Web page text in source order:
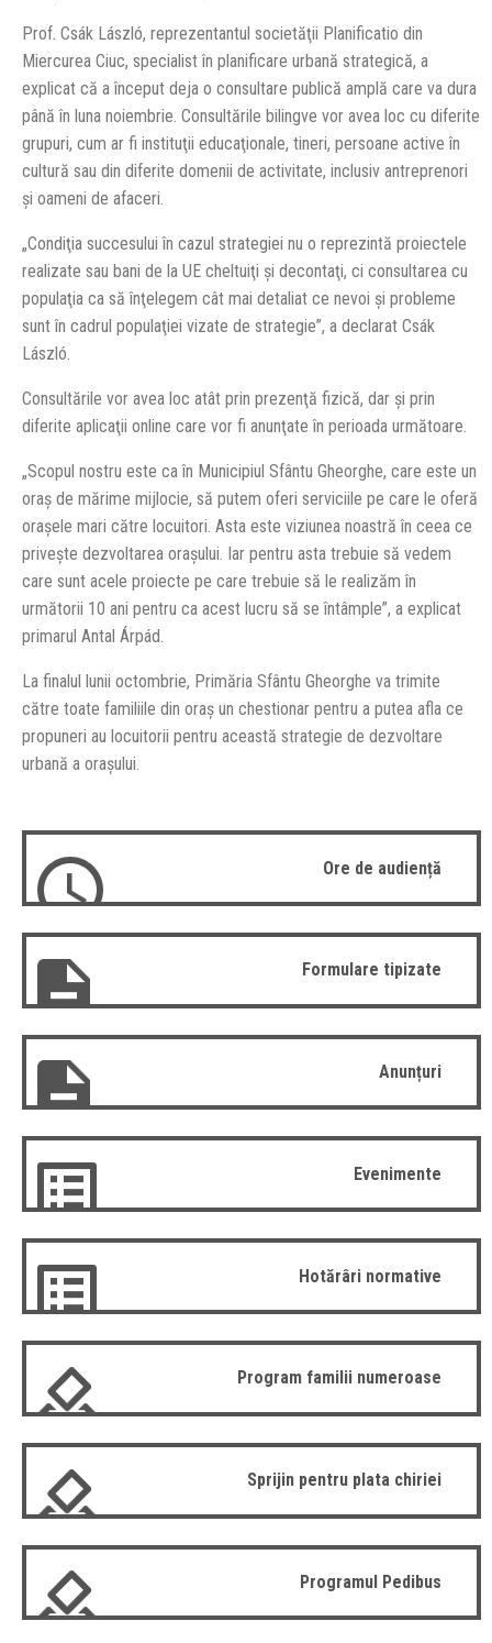
Prof. Csák László, reprezentantul societăţii Planificatio din
Miercurea Ciuc, specialist în planificare urbană strategică, a
explicat că a început deja o consultare publică amplă care va dura
până în luna noiembrie. Consultările bilingve vor avea loc cu diferite
grupuri, cum ar fi instituţii educaţionale, tineri, persoane active în
cultură sau din diferite domenii de activitate, inclusiv antreprenori
şi oameni de afaceri.
„Condiţia succesului în cazul strategiei nu o reprezintă proiectele
realizate sau bani de la UE cheltuiţi şi decontaţi, ci consultarea cu
populaţia ca să înţelegem cât mai detaliat ce nevoi şi probleme
sunt în cadrul populaţiei vizate de strategie”, a declarat Csák
László.
Consultările vor avea loc atât prin prezenţă fizică, dar şi prin
diferite aplicaţii online care vor fi anunţate în perioada următoare.
„Scopul nostru este ca în Municipiul Sfântu Gheorghe, care este un
oraş de mărime mijlocie, să putem oferi serviciile pe care le oferă
oraşele mari către locuitori. Asta este viziunea noastră în ceea ce
priveşte dezvoltarea oraşului. Iar pentru asta trebuie să vedem
care sunt acele proiecte pe care trebuie să le realizăm în
următorii 10 ani pentru ca acest lucru să se întâmple”, a explicat
primarul Antal Árpád.
La finalul lunii octombrie, Primăria Sfântu Gheorghe va trimite
către toate familiile din oraş un chestionar pentru a putea afla ce
propuneri au locuitorii pentru această strategie de dezvoltare
urbană a oraşului.
Ore de audiență
Formulare tipizate
Anunțuri
Evenimente
Hotărâri normative
Program familii numeroase
Sprijin pentru plata chiriei
Programul Pedibus